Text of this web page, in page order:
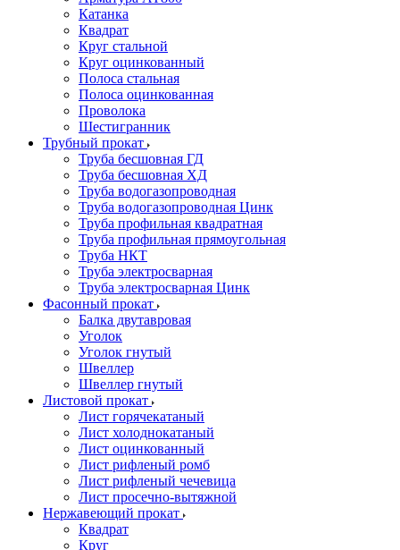
Катанка
Квадрат
Круг стальной
Круг оцинкованный
Полоса стальная
Полоса оцинкованная
Проволока
Шестигранник
Трубный прокат
Труба бесшовная ГД
Труба бесшовная ХД
Труба водогазопроводная
Труба водогазопроводная Цинк
Труба профильная квадратная
Труба профильная прямоугольная
Труба НКТ
Труба электросварная
Труба электросварная Цинк
Фасонный прокат
Балка двутавровая
Уголок
Уголок гнутый
Швеллер
Швеллер гнутый
Листовой прокат
Лист горячекатаный
Лист холоднокатаный
Лист оцинкованный
Лист рифленый ромб
Лист рифленый чечевица
Лист просечно-вытяжной
Нержавеющий прокат
Квадрат
Круг